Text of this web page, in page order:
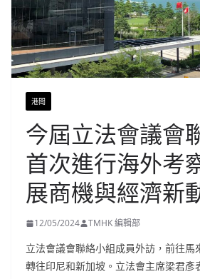
港聞
今屆立法會議會
首次進行海外考
展商機與經濟新
12/05/2024 TMHK 編輯部
立法會議會聯絡小組成員外訪，前往馬
轉往印尼和新加坡。立法會主席梁君彥